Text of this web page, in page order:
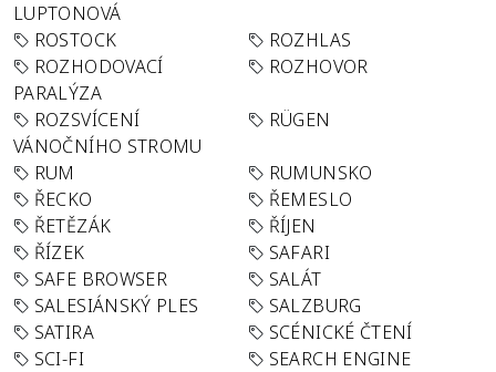
LUPTONOVÁ
ROSTOCK
ROZHLAS
ROZHODOVACÍ
PARALÝZA
ROZHOVOR
ROZSVÍCENÍ
VÁNOČNÍHO STROMU
RÜGEN
RUM
RUMUNSKO
ŘECKO
ŘEMESLO
ŘETĚZÁK
ŘÍJEN
ŘÍZEK
SAFARI
SAFE BROWSER
SALÁT
SALESIÁNSKÝ PLES
SALZBURG
SATIRA
SCÉNICKÉ ČTENÍ
SCI-FI
SEARCH ENGINE